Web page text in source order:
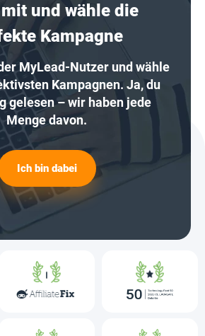
und wähle die
Kampagne
MyLead-Nutzer und wähle
Kampagnen. Ja, du
gelesen – wir haben jede
Menge davon.
Ich bin dabei